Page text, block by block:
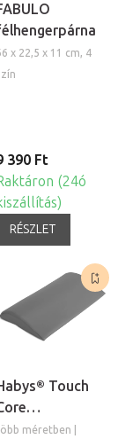
x 22,5 x 11 cm, 4
390 Ft
(24ó
RÉSZLET
Touch
méretben |